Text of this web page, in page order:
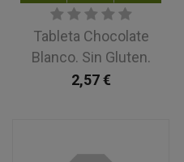
Tableta Chocolate
Blanco. Sin Gluten.
2,57€